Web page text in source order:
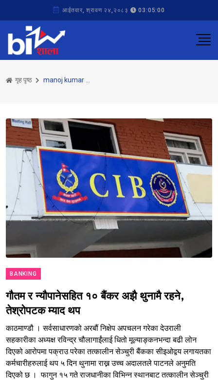
आईतवार, श्रावण २४,२०८३ 03:05:00
गृह पृष्ठ
BANKING
गौतम र न्यौपानेसहित १० बैंकर अझै थुनामै रहने,
तेश्रोपटक म्याद थप
काठमाण्डौ । सर्वसाधारणको अरबौं निक्षेप अपचलन गरेका देउराली
सहकारीका अध्यक्ष रविन्द्र चौलागाईंलाई धितो मूल्याङ्कनभन्दा बढी लोन
दिएको आरोपमा पक्राउ परेका तत्कालीन सेञ्चुरी बैंकका सीइओद्वय लगायतका
कर्मचारीहरुलाई थप ५ दिन थुनामा राख्न उच्च अदालतले पाटनले अनुमति
दिएको छ । फागुन १५ गते राजधानीका विभिन्न स्थानबाट तत्कालीन सेञ्चुरी